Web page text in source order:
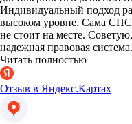
Индивидуальный подход
высоком уровне. Сама СПС
не стоит на месте.
надежная правовая система.
Читать полностью
Отзыв в Яндекс.Картах